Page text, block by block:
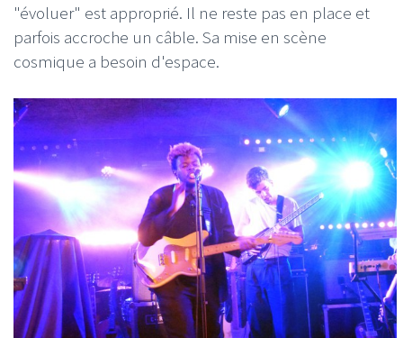
"évoluer" est approprié. Il ne reste pas en place et
parfois accroche un câble. Sa mise en scène
cosmique a besoin d'espace.